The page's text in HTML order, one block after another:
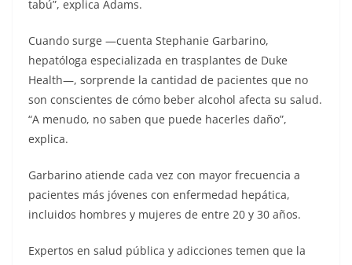
tabú”, explica Adams.
Cuando surge —cuenta Stephanie Garbarino,
hepatóloga especializada en trasplantes de Duke
Health—, sorprende la cantidad de pacientes que no
son conscientes de cómo beber alcohol afecta su salud.
“A menudo, no saben que puede hacerles daño”,
explica.
Garbarino atiende cada vez con mayor frecuencia a
pacientes más jóvenes con enfermedad hepática,
incluidos hombres y mujeres de entre 20 y 30 años.
Expertos en salud pública y adicciones temen que la